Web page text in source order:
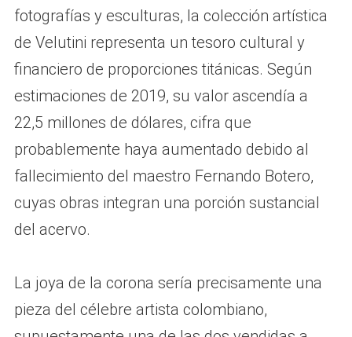
fotografías y esculturas, la colección artística
de Velutini representa un tesoro cultural y
financiero de proporciones titánicas. Según
estimaciones de 2019, su valor ascendía a
22,5 millones de dólares, cifra que
probablemente haya aumentado debido al
fallecimiento del maestro Fernando Botero,
cuyas obras integran una porción sustancial
del acervo.
La joya de la corona sería precisamente una
pieza del célebre artista colombiano,